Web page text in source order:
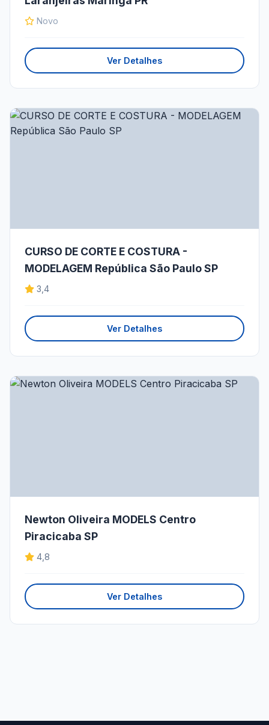
Novo
Ver Detalhes
CURSO DE CORTE E COSTURA -
MODELAGEM República São Paulo SP
3,4
Ver Detalhes
Newton Oliveira MODELS Centro
Piracicaba SP
4,8
Ver Detalhes